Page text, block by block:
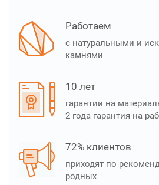
Работаем
с натуральными и
камнями
10 лет
гарантии на
2 года гарантия на
72% клиентов
приходят по
родных